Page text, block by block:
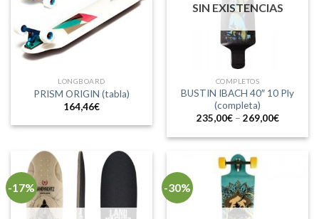
LONGBOARD
PRISM ORIGIN (tabla)
164,46€
SIN EXISTENCIAS
COMPLETOS
BUSTIN IBACH 40″ 10 Ply
(completa)
235,00€– 269,00€
-17% -30%